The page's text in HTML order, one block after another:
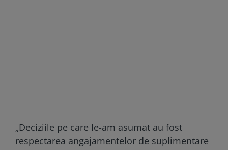
„Deciziile pe care le-am asumat au fost
respectarea angajamentelor de suplimentare